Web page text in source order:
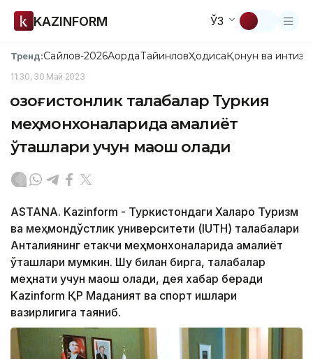
KAZINFORM ЎЗ
Тренд:Сайлов-2026АқордаТайинловҲодисаҚонун ва
11:30, 30 Май 2023
Қозоғистонлик талабалар Туркия
меҳмонхоналарида амалиёт
ўташлари учун маош олади
ASTANA. Kazinform - Туркистондаги Халқаро Туризм
ва меҳмондўстлик университети (IUTH) талабалари
Анталиянинг етакчи меҳмонхоналарида амалиёт
ўташлари мумкин. Шу билан бирга, талабалар
меҳнати учун маош олади, дея хабар беради
Kazinform ҚР Маданият ва спорт ишлари
вазирлигига таяниб.